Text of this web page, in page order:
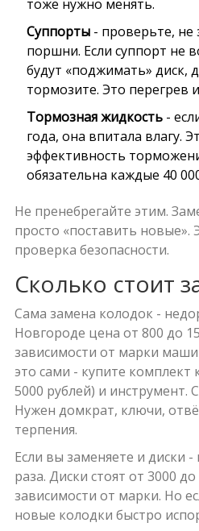
тоже нужно менять.
Суппорты- проверьте, не
поршни. Если суппорт не
будут «поджимать» диск,
тормозите. Это перегрев
Тормозная жидкость-
года, она впитала влагу.
эффективность
обязательна каждые 40
Не пренебрегайте этим.
просто «поставить новые».
проверка безопасности.
Сколько стоит
Сама замена колодок -
Новгороде цена от 800 до
зависимости от марки
это сами - купите комплект
5000 рублей) и инструмент.
Нужен домкрат, ключи,
терпения.
Если вы заменяете и диски
раза. Диски стоят от 3000
зависимости от марки. Но
новые колодки быстро